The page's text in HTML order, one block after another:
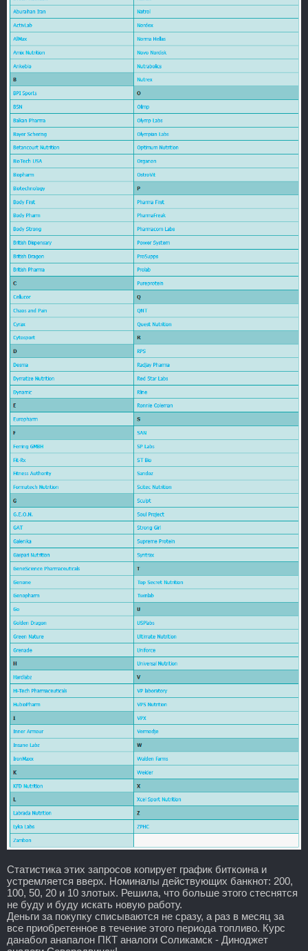
Статистика этих запросов копирует график биткоина и
устремляется вверх. Номиналы действующих банкнот: 200,
100, 50, 20 и 10 злотых. Решила, что больше этого стеснятся
не буду и буду искать новую работу.
Деньги за покупку списываются не сразу, а раз в месяц за
все приобретенное в течение этого периода топливо. Курс
данабол анапалон ПКТ аналоги Соликамск - Диноджет